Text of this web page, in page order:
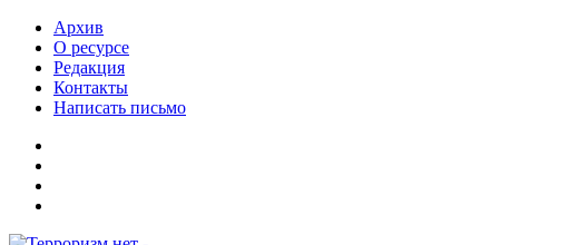
Архив
О ресурсе
Редакция
Контакты
Написать письмо